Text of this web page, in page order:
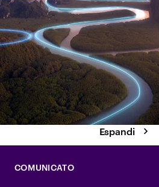
Espandi
COMUNICATO